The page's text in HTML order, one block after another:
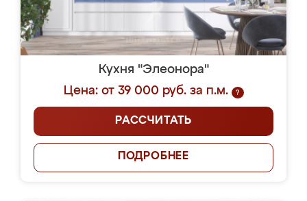
Кухня "Элеонора"
Цена: от 39 000 руб. за п.м.
?
РАССЧИТАТЬ
ПОДРОБНЕЕ